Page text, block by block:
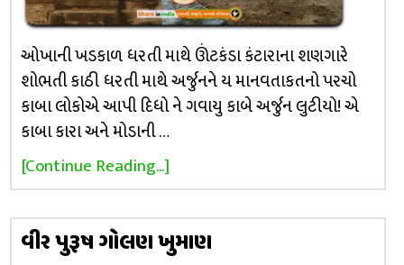
ઓખાની ખડકાળ ધરતી માથે ઊંટકંડા કંટારાના શણગારે
શોભતી કાઠી ધરતી માથે અર્જુનને ય માનવતાકતનો પરચો
કાબા લોકોએ આપી દિધો ને ગવાયુ કાબે અર્જુન લુટીયો! એ
કાબા કારા અને મોડાની …
[Continue Reading...]
વીર પુરૂષ ગોલણ ખુમાણ